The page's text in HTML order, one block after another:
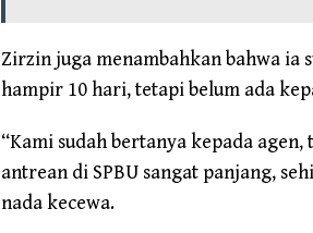
Zirzin juga menambahkan bahwa ia
hampir 10 hari, tetapi belum ada
“Kami sudah bertanya kepada
antrean di SPBU sangat panjang,
nada kecewa.